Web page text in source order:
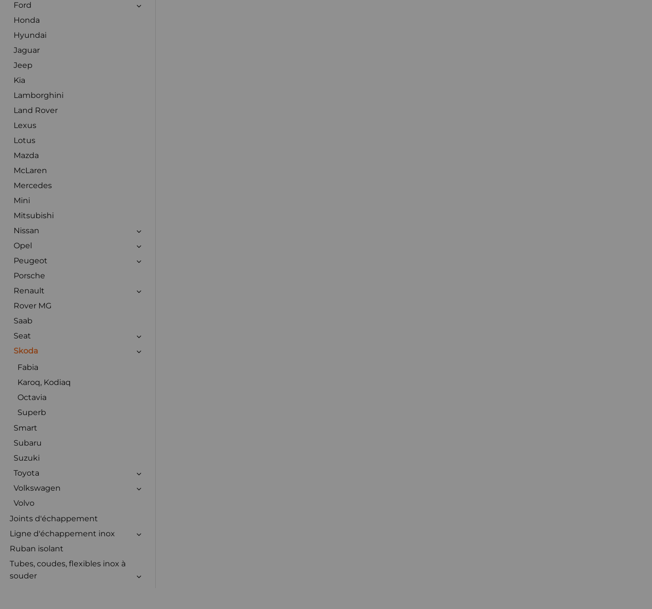
Ford
Honda
Hyundai
Jaguar
Jeep
Kia
Lamborghini
Land Rover
Lexus
Lotus
Mazda
McLaren
Mercedes
Mini
Mitsubishi
Nissan
Opel
Peugeot
Porsche
Renault
Rover MG
Saab
Seat
Skoda
Fabia
Karoq, Kodiaq
Octavia
Superb
Smart
Subaru
Suzuki
Toyota
Volkswagen
Volvo
Joints d'échappement
Ligne d'échappement inox
Ruban isolant
Tubes, coudes, flexibles inox à
souder